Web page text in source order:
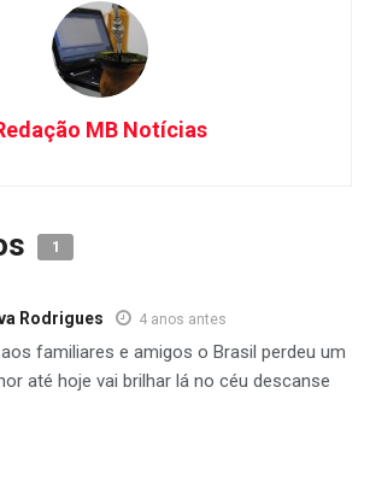
MB Notícias
1
Rodrigues 4 anos antes
familiares e amigos o Brasil perdeu um
até hoje vai brilhar lá no céu descanse